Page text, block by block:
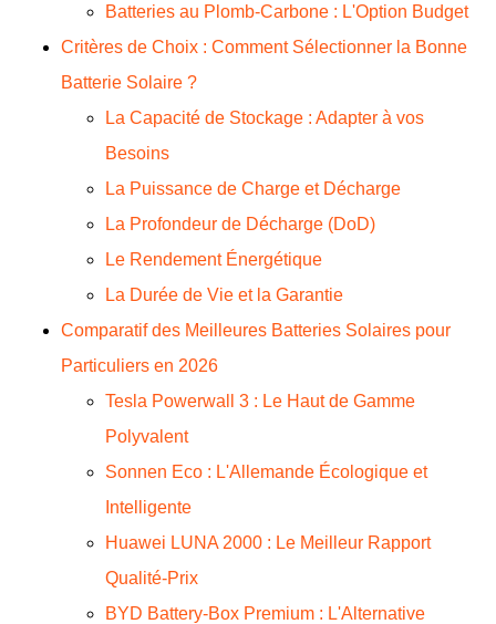
Batteries au Plomb-Carbone : L'Option Budget
Critères de Choix : Comment Sélectionner la Bonne
Batterie Solaire ?
La Capacité de Stockage : Adapter à vos
Besoins
La Puissance de Charge et Décharge
La Profondeur de Décharge (DoD)
Le Rendement Énergétique
La Durée de Vie et la Garantie
Comparatif des Meilleures Batteries Solaires pour
Particuliers en 2026
Tesla Powerwall 3 : Le Haut de Gamme
Polyvalent
Sonnen Eco : L'Allemande Écologique et
Intelligente
Huawei LUNA 2000 : Le Meilleur Rapport
Qualité-Prix
BYD Battery-Box Premium : L'Alternative